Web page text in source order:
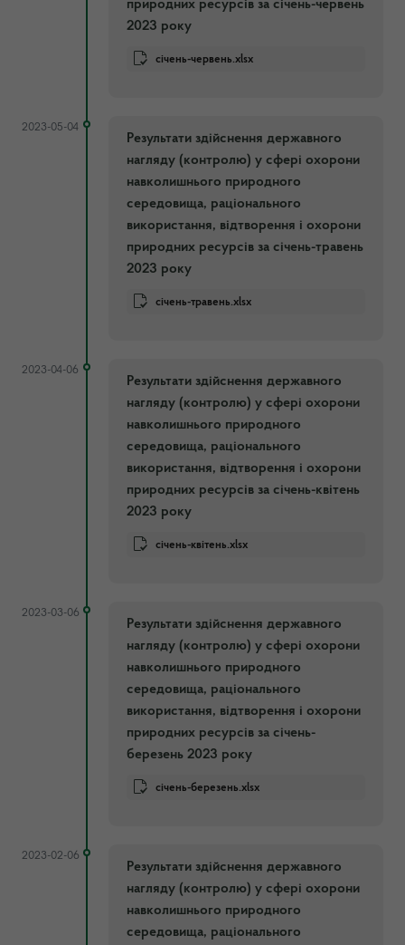
природних ресурсів за січень-червень
2023 року
січень-червень.xlsx
2023-05-04
Результати здійснення державного
нагляду (контролю) у сфері охорони
навколишнього природного
середовища, раціонального
використання, відтворення і охорони
природних ресурсів за січень-травень
2023 року
січень-травень.xlsx
2023-04-06
Результати здійснення державного
нагляду (контролю) у сфері охорони
навколишнього природного
середовища, раціонального
використання, відтворення і охорони
природних ресурсів за січень-квітень
2023 року
січень-квітень.xlsx
2023-03-06
Результати здійснення державного
нагляду (контролю) у сфері охорони
навколишнього природного
середовища, раціонального
використання, відтворення і охорони
природних ресурсів за січень-
березень 2023 року
січень-березень.xlsx
2023-02-06
Результати здійснення державного
нагляду (контролю) у сфері охорони
навколишнього природного
середовища, раціонального